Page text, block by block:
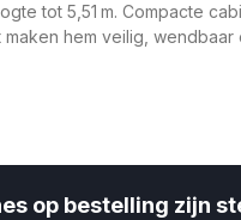
tot 5,51 m. Compacte
hem veilig,
op bestelling zijn